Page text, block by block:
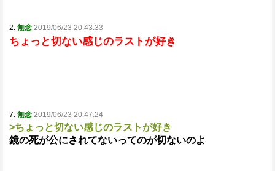
2: 無念 2019/06/23 20:43:33
ちょっと切ない感じのラストが好き
7: 無念 2019/06/23 20:47:24
>ちょっと切ない感じのラストが好き
鏡の死が公にされてないってのが切ないのよ